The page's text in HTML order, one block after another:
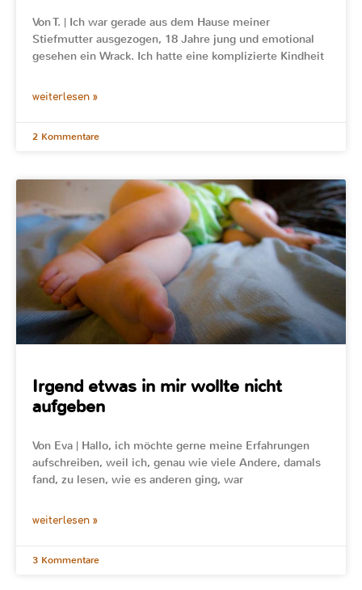
Von T. | Ich war gerade aus dem Hause meiner
Stiefmutter ausgezogen, 18 Jahre jung und emotional
gesehen ein Wrack. Ich hatte eine komplizierte Kindheit
weiterlesen »
2 Kommentare
Irgend etwas in mir wollte nicht
aufgeben
Von Eva | Hallo, ich möchte gerne meine Erfahrungen
aufschreiben, weil ich, genau wie viele Andere, damals
fand, zu lesen, wie es anderen ging, war
weiterlesen »
3 Kommentare